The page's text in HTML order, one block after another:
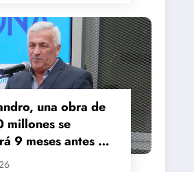
una obra de
millones se
9 meses antes de